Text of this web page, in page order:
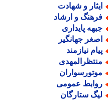
و شهادت
و ارشاد
پایداری
جهانگیر
نیازمند
عمومی
ستارگان